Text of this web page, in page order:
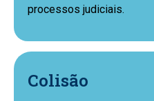
processos judiciais.
Colisão